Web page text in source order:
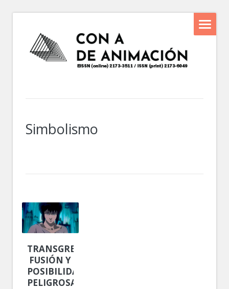
Simbolismo
TRANSGRESIÓN,
FUSIÓN Y
POSIBILIDAD
PELIGROSA.